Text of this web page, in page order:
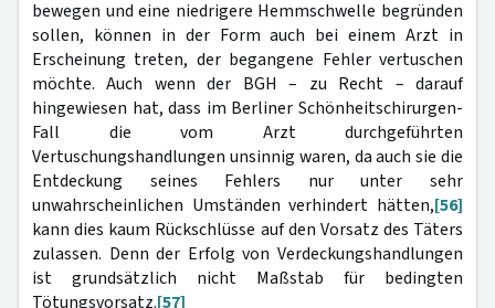
bewegen und eine niedrigere Hemmschwelle begründen
sollen, können in der Form auch bei einem Arzt in
Erscheinung treten, der begangene Fehler vertuschen
möchte. Auch wenn der BGH – zu Recht – darauf
hingewiesen hat, dass im Berliner Schönheitschirurgen-
Fall die vom Arzt durchgeführten
Vertuschungshandlungen unsinnig waren, da auch sie die
Entdeckung seines Fehlers nur unter sehr
unwahrscheinlichen Umständen verhindert hätten,[56]
kann dies kaum Rückschlüsse auf den Vorsatz des Täters
zulassen. Denn der Erfolg von Verdeckungshandlungen
ist grundsätzlich nicht Maßstab für bedingten
Tötungsvorsatz.[57]